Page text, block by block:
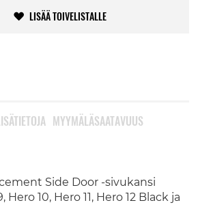
LISÄÄ TOIVELISTALLE
Side Door -sivukansi
Hero 10, Hero 11, Hero 12 Black ja
MYYMÄLÄSAATAVUUS